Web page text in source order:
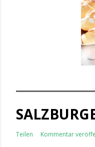
Teilen Kommentar